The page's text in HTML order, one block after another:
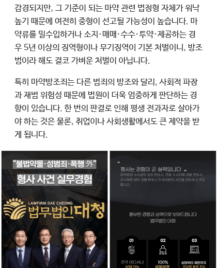
감경되지만, 그 기준이 되는 마약 관련 법정형 자체가 워낙
높기 때문에 여전히 중형이 선고될 가능성이 높습니다. 마
약류를 밀수입하거나 소지·매매·수수·투약·제공하는 경
우 5년 이상의 징역형이나 무기징역이 기본 처벌이니, 방조
범이라 해도 결코 가벼운 처벌이 아닙니다.
특히 마약방조죄는 다른 범죄의 방조와 달리, 사회적 파장
과 재범 위험성 때문에 법원이 더욱 엄중하게 판단하는 경
향이 있습니다. 한 번의 판결로 인해 평생 전과자로 살아가
야 하는 것은 물론, 취업이나 사회생활에서도 큰 제약을 받
게 됩니다.